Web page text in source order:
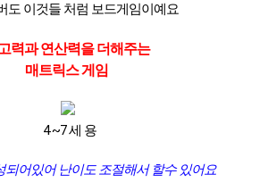
도 이것들 처럼 보드게임이예요
력과 연산력을 더해주는
매트릭스 게임
4 ~7 세 용
되어있어 난이도 조절해서 할수 있어요